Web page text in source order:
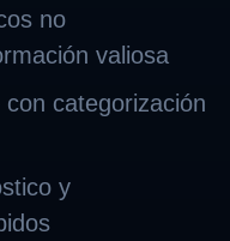
no
valiosa
categorización
y